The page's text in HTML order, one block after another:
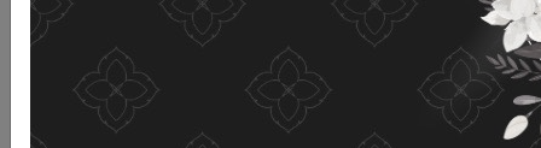
to receive cookies on the website and our privacy
policy.
See details Accept all